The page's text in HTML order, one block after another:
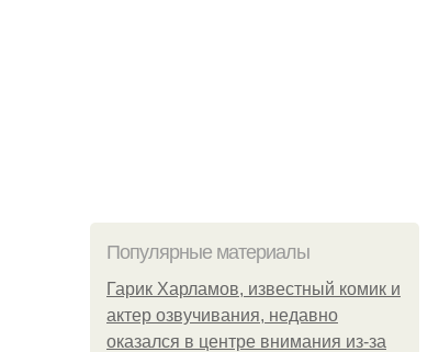
Популярные материалы
Гарик Харламов, известный комик и
актер озвучивания, недавно
оказался в центре внимания из-за